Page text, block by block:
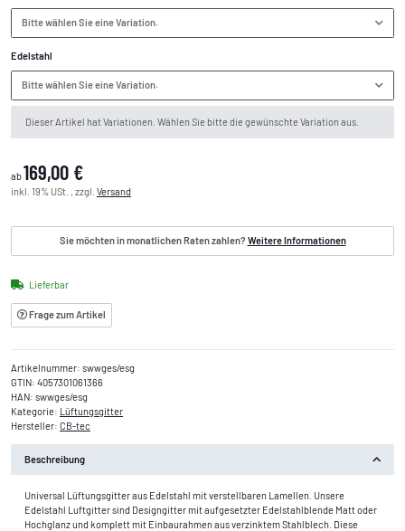
Bitte wählen Sie eine Variation.
Edelstahl
Bitte wählen Sie eine Variation.
xDieser Artikel hat Variationen. Wählen Sie bitte die gewünschte Variation aus.
ab169,00 €
inkl. 19% USt. , zzgl. Versand
Sie möchten in monatlichen Raten zahlen? Weitere Informationen
Lieferbar
Frage zum Artikel
Artikelnummer: swwges/esg
GTIN: 4057301061366
HAN: swwges/esg
Kategorie: Lüftungsgitter
Hersteller: CB-tec
Beschreibung
Universal Lüftungsgitter aus Edelstahl mit verstellbaren Lamellen. Unsere
Edelstahl Luftgitter sind Designgitter mit aufgesetzter Edelstahlblende Matt oder
Hochglanz und komplett mit Einbaurahmen aus verzinktem Stahlblech. Diese